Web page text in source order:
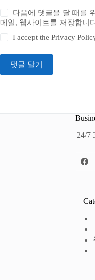
다음에 댓글을 달 때를
메일, 웹사이트를 저장합니
I accept thePrivacy
댓글 달기
24/7